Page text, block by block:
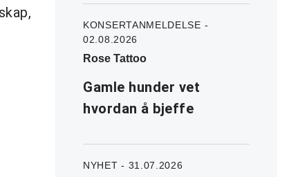
KONSERTANMELDELSE -
02.08.2026
Rose Tattoo
Gamle hunder vet
hvordan å bjeffe
NYHET - 31.07.2026